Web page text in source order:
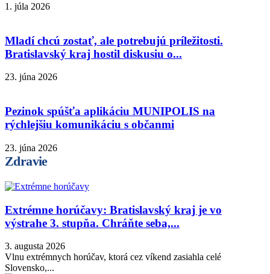
1. júla 2026
Mladí chcú zostať, ale potrebujú príležitosti.
Bratislavský kraj hostil diskusiu o...
23. júna 2026
Pezinok spúšťa aplikáciu MUNIPOLIS na
rýchlejšiu komunikáciu s občanmi
23. júna 2026
Zdravie
Extrémne horúčavy: Bratislavský kraj je vo
výstrahe 3. stupňa. Chráňte seba,...
3. augusta 2026
Vlnu extrémnych horúčav, ktorá cez víkend zasiahla celé
Slovensko,...